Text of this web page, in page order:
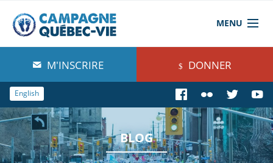
MENU
À propos de nous
Blog
Comprendre
Agir
M'INSCRIRE DONNER
English
BLOG